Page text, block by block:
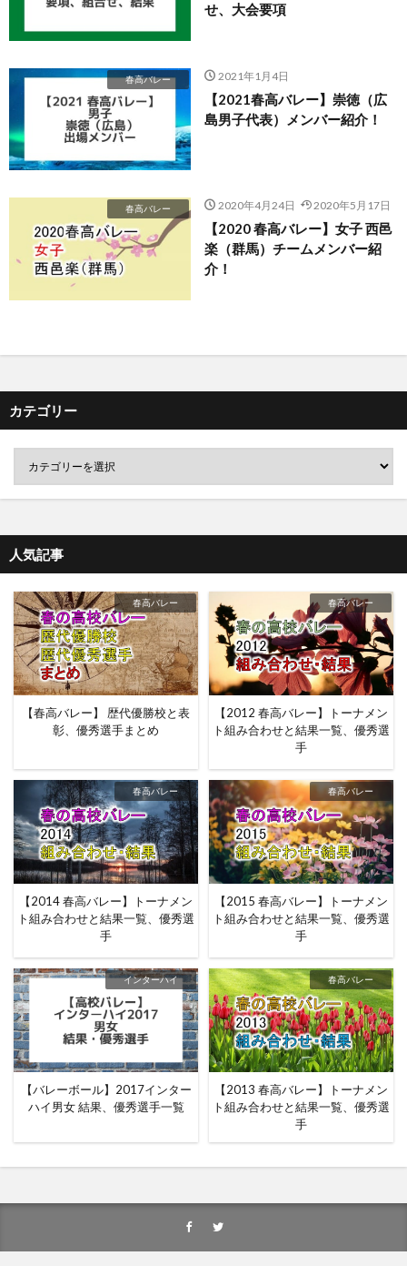
せ、大会要項
春高バレー 2021年1月4日
【2021春高バレー】崇徳（広
島男子代表）メンバー紹介！
春高バレー 2020年4月24日 2020年5月17日
【2020 春高バレー】女子 西邑
楽（群馬）チームメンバー紹
介！
カテゴリー
人気記事
春高バレー
【春高バレー】 歴代優勝校と表
彰、優秀選手まとめ
春高バレー
【2012 春高バレー】トーナメン
ト組み合わせと結果一覧、優秀選
手
春高バレー
【2014 春高バレー】トーナメン
ト組み合わせと結果一覧、優秀選
手
春高バレー
【2015 春高バレー】トーナメン
ト組み合わせと結果一覧、優秀選
手
インターハイ
【バレーボール】2017インター
ハイ男女 結果、優秀選手一覧
春高バレー
【2013 春高バレー】トーナメン
ト組み合わせと結果一覧、優秀選
手